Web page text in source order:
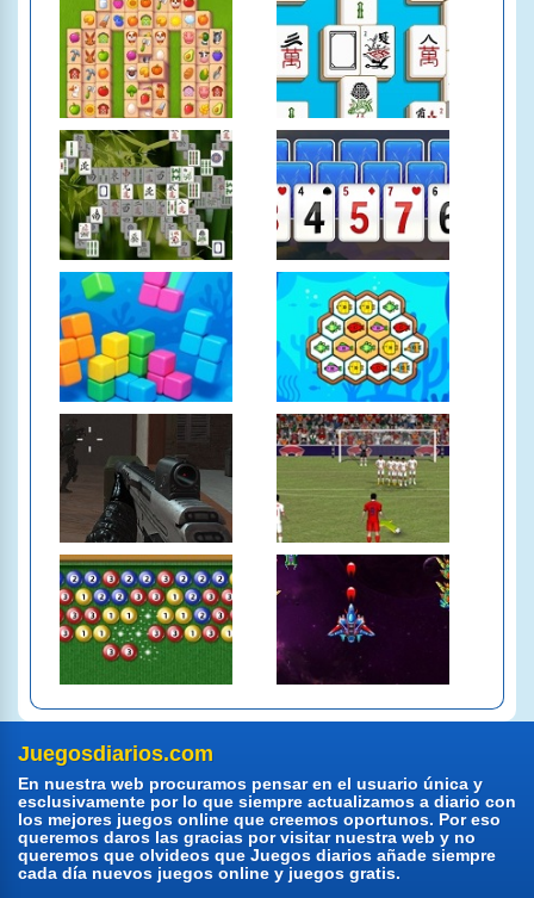
Juegosdiarios.com
En nuestra web procuramos pensar en el usuario única y
esclusivamente por lo que siempre actualizamos a diario con
los mejores juegos online que creemos oportunos. Por eso
queremos daros las gracias por visitar nuestra web y no
queremos que olvideos que Juegos diarios añade siempre
cada día nuevos juegos online y juegos gratis.